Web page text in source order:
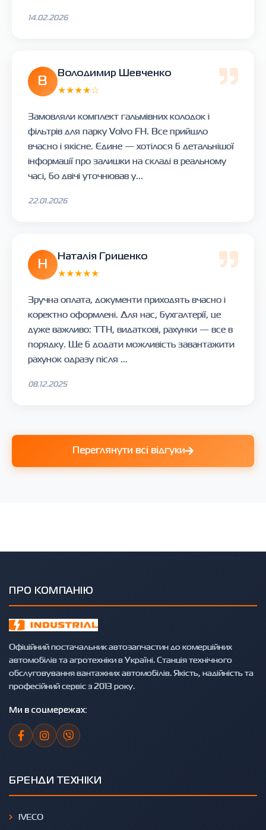
14.02.2026
В
Володимир Шевченко
★★★★☆
Замовляли комплект гальмівних колодок і
фільтрів для парку Volvo FH. Все прийшло
вчасно і якісне. Єдине — хотілося б детальнішої
інформації про залишки на складі в реальному
часі, бо двічі уточнював у...
22.01.2026
Н
Наталія Гриценко
★★★★★
Зручна оплата, документи приходять вчасно і
коректно оформлені. Для нас, бухгалтерії, це
дуже важливо: ТТН, видаткові, рахунки — все в
порядку. Ще б додати можливість завантажити
рахунок одразу після ...
08.12.2025
Переглянути всі відгуки
ПРО КОМПАНІЮ
Офіційний постачальник автозапчастин до комерційних
автомобілів та агротехніки в Україні. Станція технічного
обслуговування вантажних автомобілів. Якість, надійність та
професійний сервіс з 2013 року.
Ми в соцмережах:
БРЕНДИ ТЕХНІКИ
IVECO